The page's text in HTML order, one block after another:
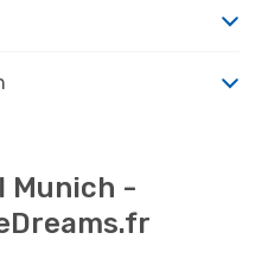
Munich -